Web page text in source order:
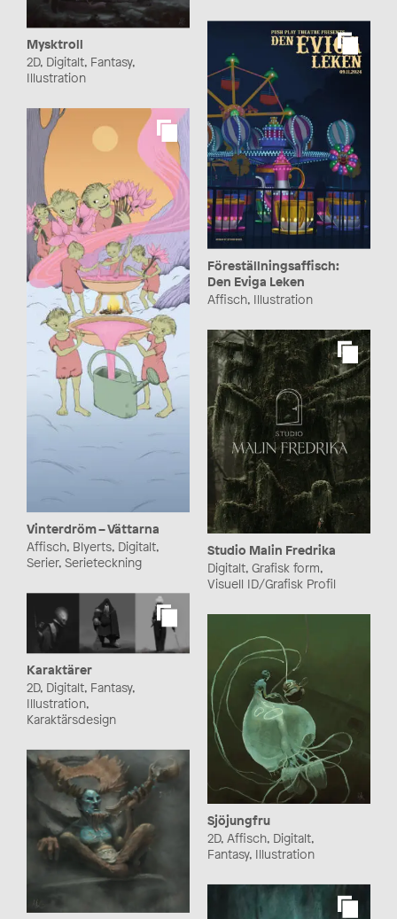
Mysktroll
2D, Digitalt, Fantasy,
Illustration
Föreställningsaffisch:
Den Eviga Leken
Affisch, Illustration
Vinterdröm – Vättarna
Affisch, Blyerts, Digitalt,
Serier, Serieteckning
Studio Malin Fredrika
Digitalt, Grafisk form,
Visuell ID/Grafisk Profil
Karaktärer
2D, Digitalt, Fantasy,
Illustration,
Karaktärsdesign
Sjöjungfru
2D, Affisch, Digitalt,
Fantasy, Illustration